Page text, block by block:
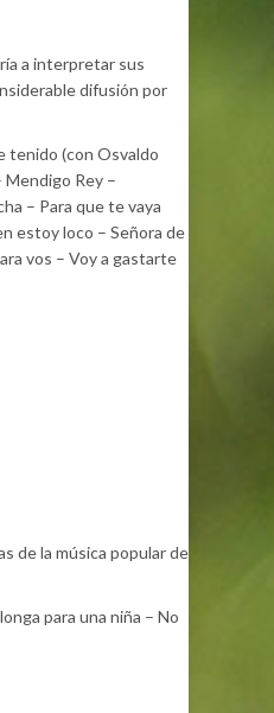
a interpretar sus
difusión por
tenido (con Osvaldo
Mendigo Rey –
– Para que te vaya
estoy loco – Señora de
vos – Voy a gastarte
de la música popular de
para una niña – No